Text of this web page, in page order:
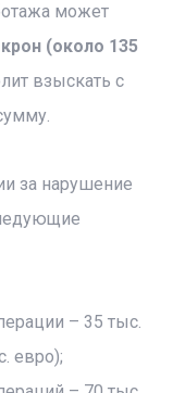
может
(около 135
взыскать с
за нарушение
– 35 тыс.
евро);